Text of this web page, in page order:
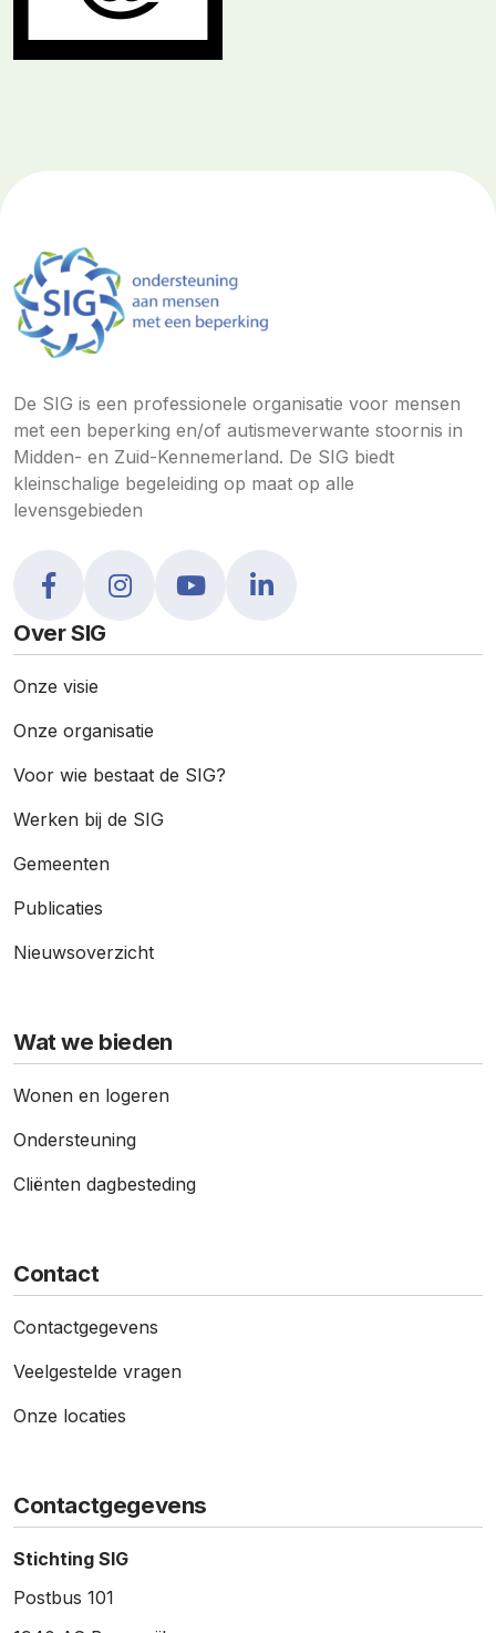
De SIG is een professionele organisatie voor mensen
met een beperking en/of autismeverwante stoornis in
Midden- en Zuid-Kennemerland. De SIG biedt
kleinschalige begeleiding op maat op alle
levensgebieden
Over SIG
Onze visie
Onze organisatie
Voor wie bestaat de SIG?
Werken bij de SIG
Gemeenten
Publicaties
Nieuws­overzicht
Wat we bieden
Wonen en logeren
Ondersteuning
Cliënten dagbesteding
Contact
Contact­gegevens
Veelgestelde vragen
Onze locaties
Contactgegevens
Stichting SIG
Postbus 101